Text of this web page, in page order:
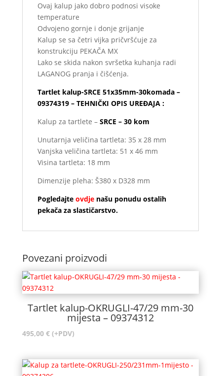
Ovaj kalup jako dobro podnosi visoke
temperature
Odvojeno gornje i donje grijanje
Kalup se sa četri vijka pričvršćuje za
konstrukciju PEKAČA MX
Lako se skida nakon svršetka kuhanja radi
LAGANOG pranja i čišćenja.
Tartlet kalup-SRCE 51x35mm-30komada –
09374319 – TEHNIČKI OPIS UREĐAJA :
Kalup za tartlete – SRCE – 30 kom
Unutarnja veličina tartleta: 35 x 28 mm
Vanjska veličina tartleta: 51 x 46 mm
Visina tartleta: 18 mm
Dimenzije pleha: Š380 x D328 mm
Pogledajte ovdjenašu ponudu ostalih
pekača za slastičarstvo.
Povezani proizvodi
Tartlet kalup-OKRUGLI-47/29 mm-30
mijesta – 09374312
495,00 € (+PDV)